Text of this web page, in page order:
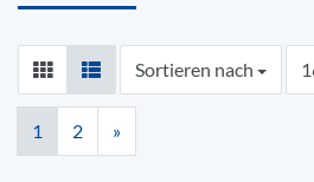
Sortieren nach
Sortieren nach
1 2 »